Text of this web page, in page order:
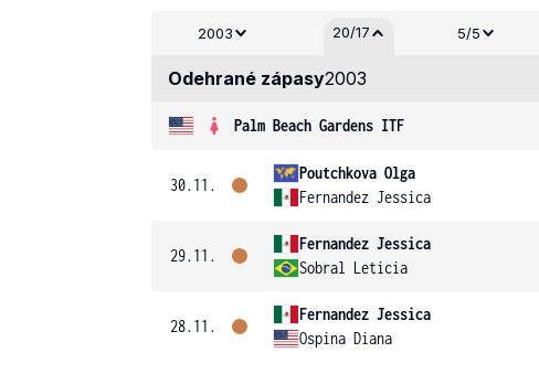
2003 20/17 5/5
Odehrané zápasy2003
Palm Beach Gardens ITF
30.11.
Poutchkova Olga
Fernandez Jessica
29.11.
Fernandez Jessica
Sobral Leticia
28.11.
Fernandez Jessica
Ospina Diana